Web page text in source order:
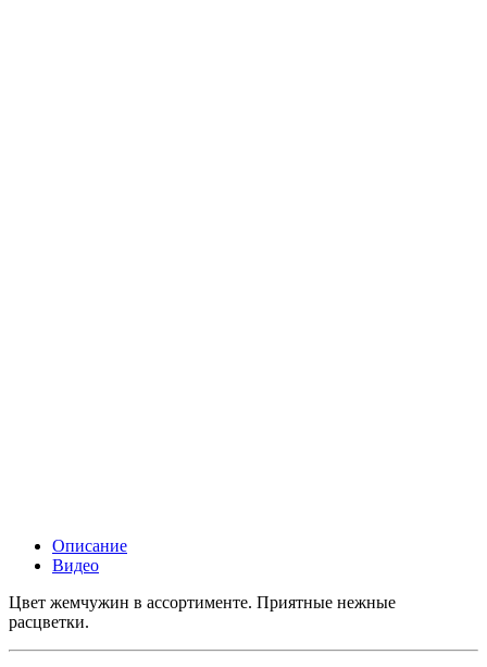
Описание
Видео
Цвет жемчужин в ассортименте. Приятные нежные
расцветки.